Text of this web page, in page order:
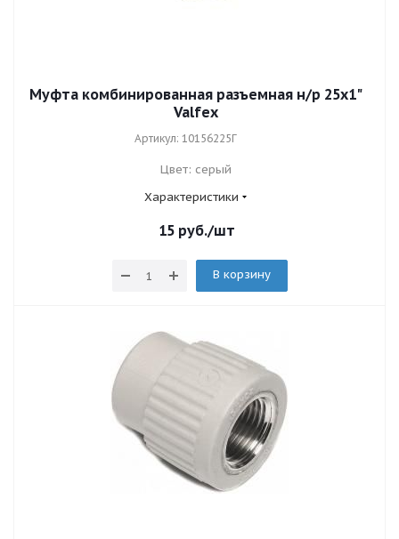
Муфта комбинированная разъемная н/р 25х1"
Valfex
Артикул: 10156225Г
Цвет: серый
Характеристики
15руб./шт
В корзину